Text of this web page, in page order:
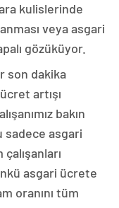
kulislerinde
veya asgari
gözüküyor.
son dakika
artışı
bakın
asgari
asgari ücrete
oranını tüm